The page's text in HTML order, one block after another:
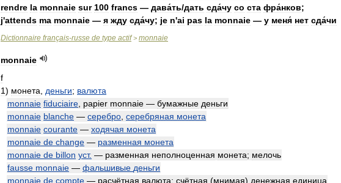
rendre la monnaie sur 100 francs — дава́ть/дать сда́чу со ста фра́нков;
j'attends ma monnaie — я жду сда́чу; je n'ai pas la monnaie — у меня́ нет сда́чи
Dictionnaire français-russe de type actif> monnaie
monnaie
f
1) монета деньги; валюта
monnaie fiduciaire papier monnaie — бумажные деньги
monnaie blanche — серебро серебряная монета
monnaie courante — ходячая монета
monnaie de change — разменная монета
monnaie de billon уст. — разменная неполноценная монета; мелочь
fausse monnaie — фальшивые деньги
monnaie de compte — расчётная валюта; счётная (мнимая) денежная единица